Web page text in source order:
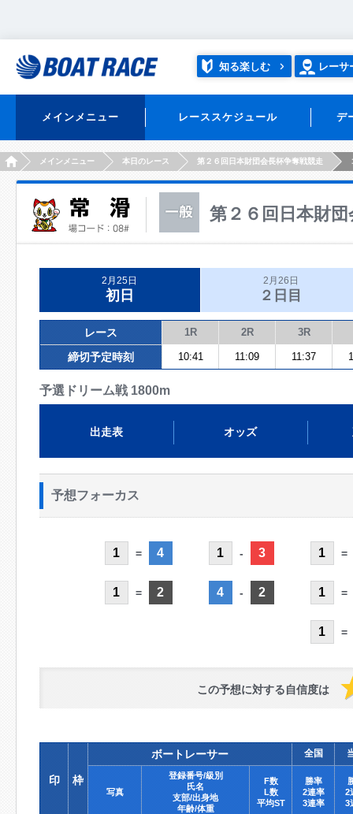
知る楽しむ レーサ
メインメニュー レーススケジュール デ
HOMEメインメニュー 本日のレース 第２６回日本財団会長杯争奪戦競走
第２６回日本財
2月25日
初日
2月26日
２日目
レース 1R 2R 3R
締切予定時刻 10:41 11:09 11:37
予選ドリーム戦 1800m
出走表 オッズ
予想フォーカス
1 = 4
1 = 2
1 - 3
4 - 2
1 =
1 =
1 =
この予想に対する自信度は
印 枠
ボートレーサー 全国
写真
登録番号/級別
氏名
支部/出身地
年齢/体重
F数
L数
平均ST
勝率
2連率
3連率
2
3